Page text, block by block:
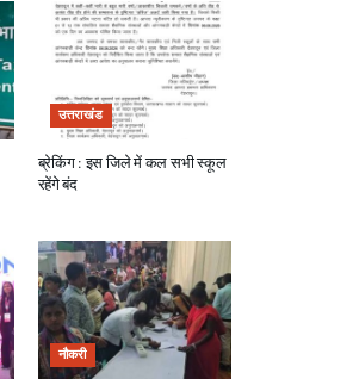
उत्तराखंड
ब्रेकिंग : इस जिले में कल सभी स्कूल
रहेंगे बंद
नौकरी